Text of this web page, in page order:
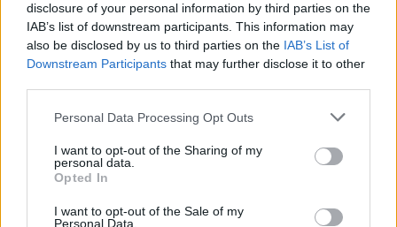
disclosure of your personal information by third parties on the
IAB’s list of downstream participants. This information may
also be disclosed by us to third parties on the IAB’s List of
Downstream Participants that may further disclose it to other
Personal Data Processing Opt Outs
I want to opt-out of the Sharing of my
personal data.
Opted In
I want to opt-out of the Sale of my
Personal Data.
pic.twitter.com/nL2lIBh51w
— Wimbledon (@Wimbledon) July 9, 2022
Δείτε παρακάτω τον τελευταίο πόντο και τους
πανηγυρισμούς της Έλενα Ριμπάκινα.